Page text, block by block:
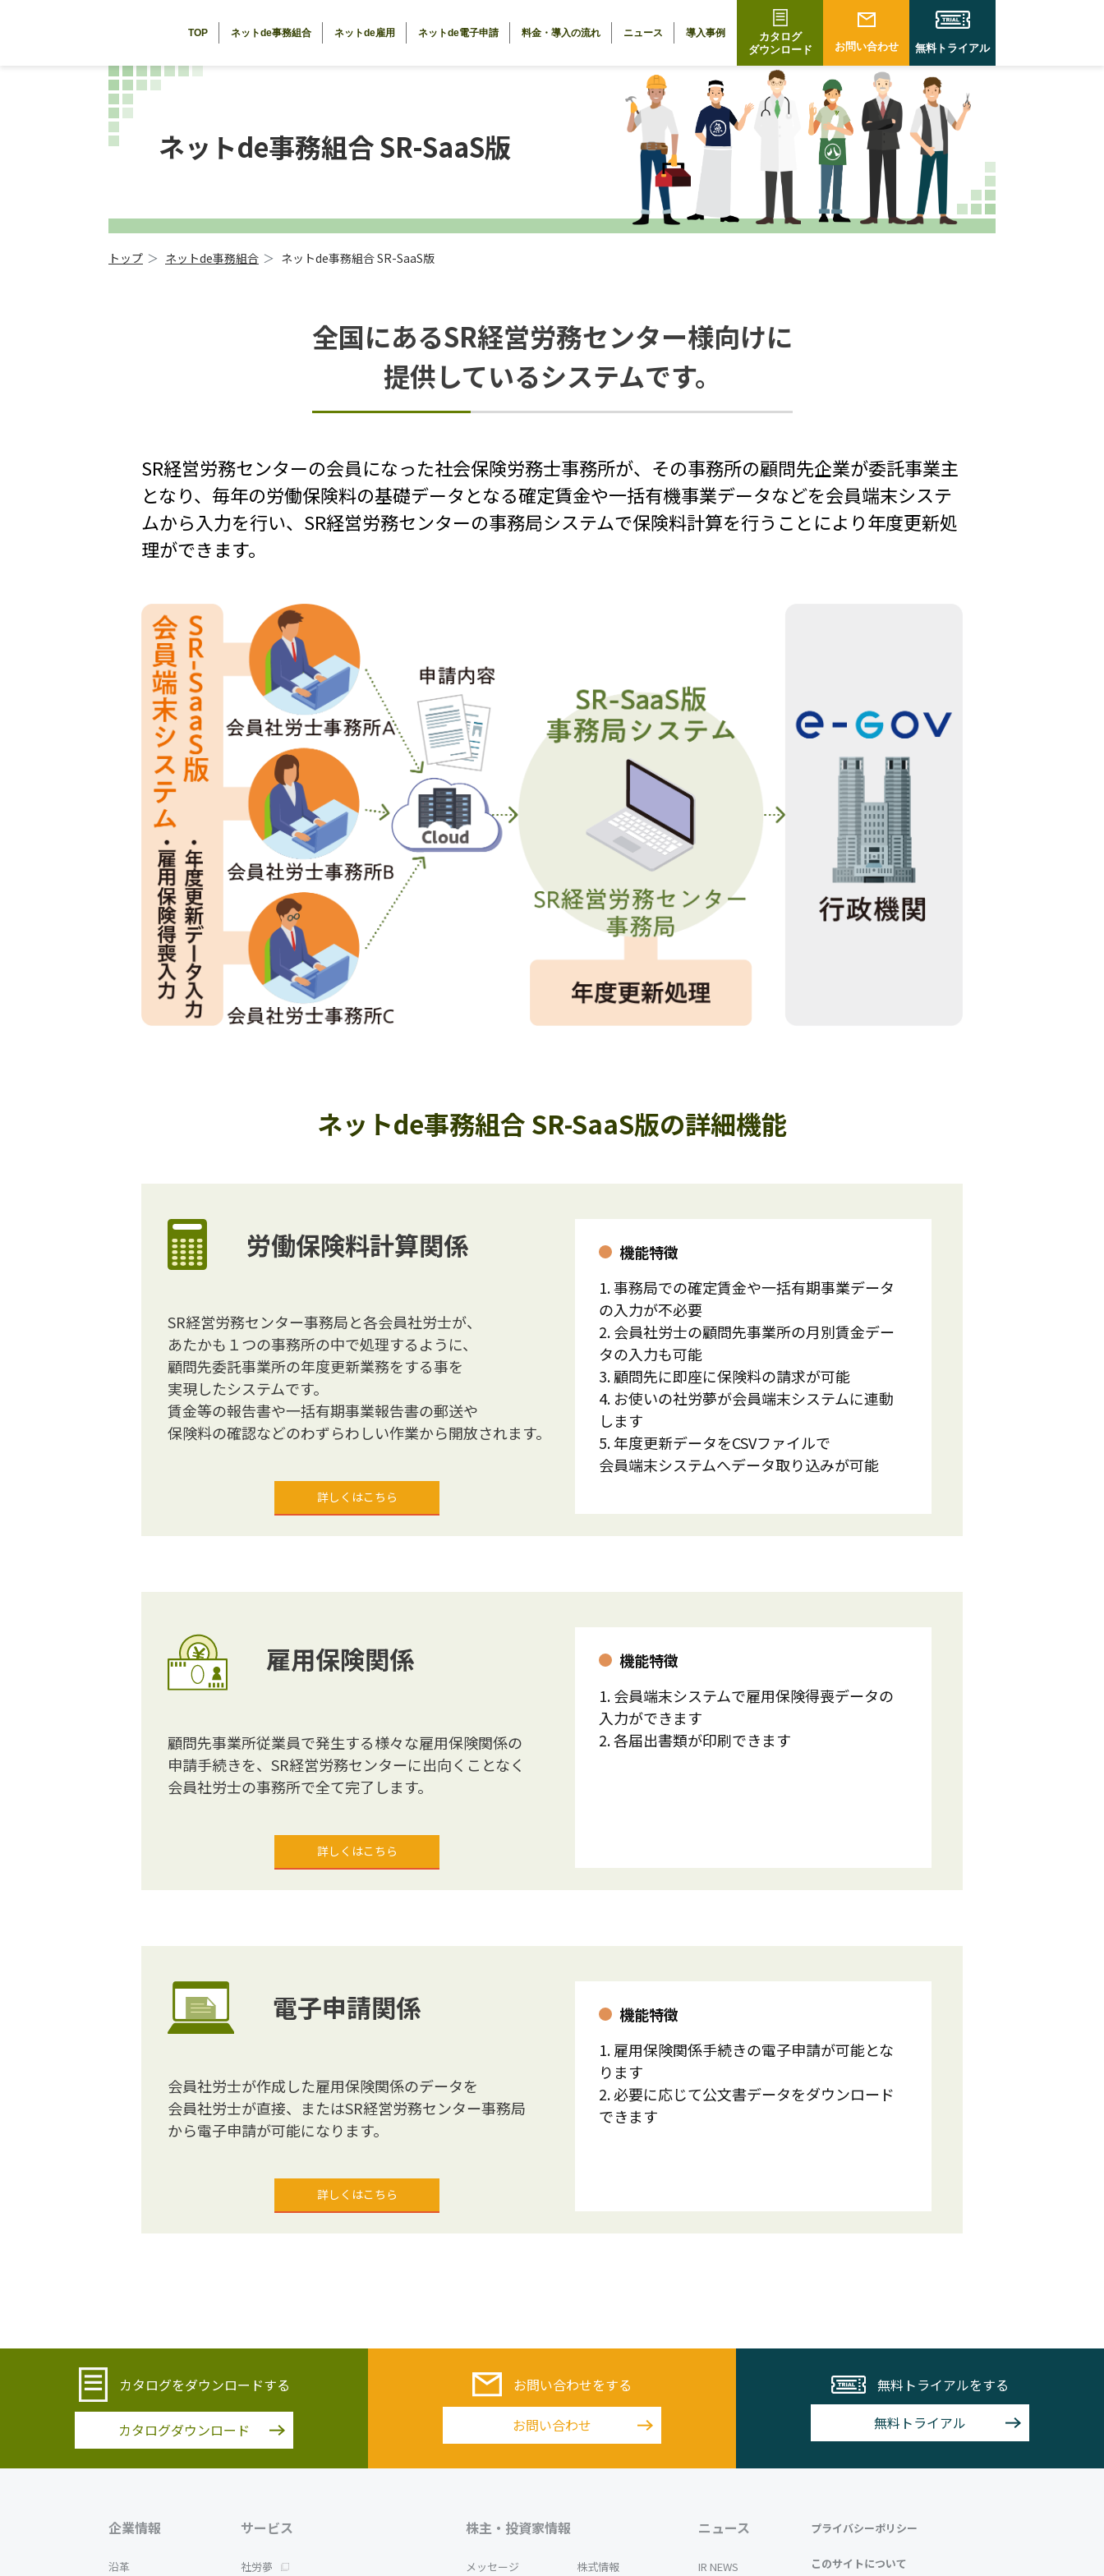
TOP ネットde事務組合 ネットde雇用 ネットde電子申請 料金・導入の流れ ニュース 導入事例
カタログ
ダウンロード
お問い合わせ 無料トライアル
ネットde事務組合 SR-SaaS版
トップ ネットde事務組合 ネットde事務組合 SR-SaaS版
全国にあるSR経営労務センター様向けに
提供しているシステムです。
SR経営労務センターの会員になった社会保険労務士事務所が、その事務所の顧問先企業が委託事業主
となり、毎年の労働保険料の基礎データとなる確定賃金や一括有機事業データなどを会員端末システ
ムから入力を行い、SR経営労務センターの事務局システムで保険料計算を行うことにより年度更新処
理ができます。
ネットde事務組合 SR-SaaS版の詳細機能
労働保険料計算関係
SR経営労務センター事務局と各会員社労士が、
あたかも１つの事務所の中で処理するように、
顧問先委託事業所の年度更新業務をする事を
実現したシステムです。
賃金等の報告書や一括有期事業報告書の郵送や
保険料の確認などのわずらわしい作業から開放されます。
詳しくはこちら
機能特徴
1. 事務局での確定賃金や一括有期事業データ
の入力が不必要
2. 会員社労士の顧問先事業所の月別賃金デー
タの入力も可能
3. 顧問先に即座に保険料の請求が可能
4. お使いの社労夢が会員端末システムに連動
します
5. 年度更新データをCSVファイルで
会員端末システムへデータ取り込みが可能
雇用保険関係
顧問先事業所従業員で発生する様々な雇用保険関係の
申請手続きを、SR経営労務センターに出向くことなく
会員社労士の事務所で全て完了します。
詳しくはこちら
機能特徴
1. 会員端末システムで雇用保険得喪データの
入力ができます
2. 各届出書類が印刷できます
電子申請関係
会員社労士が作成した雇用保険関係のデータを
会員社労士が直接、またはSR経営労務センター事務局
から電子申請が可能になります。
詳しくはこちら
機能特徴
1. 雇用保険関係手続きの電子申請が可能とな
ります
2. 必要に応じて公文書データをダウンロード
できます
カタログをダウンロードする
カタログダウンロード
お問い合わせをする
お問い合わせ
無料トライアルをする
無料トライアル
企業情報
沿革
サービス
社労夢
株主・投資家情報
メッセージ 株式情報
ニュース
IR NEWS
プライバシーポリシー
このサイトについて